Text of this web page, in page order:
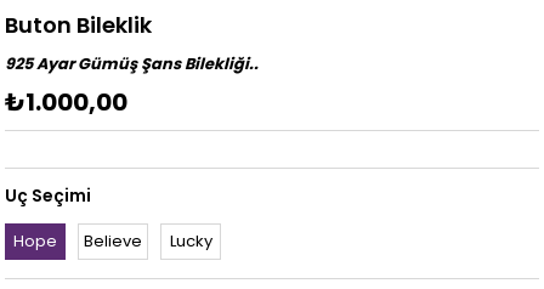
Buton Bileklik
925 Ayar Gümüş Şans Bilekliği..
₺1.000,00
Uç Seçimi
Hope Believe Lucky